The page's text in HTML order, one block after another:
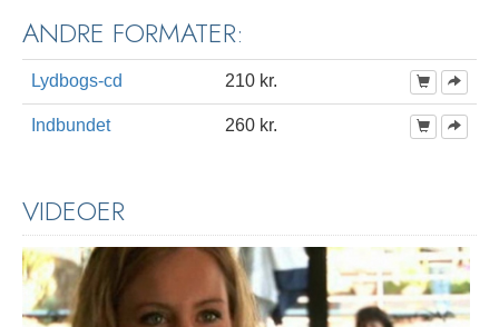
ANDRE FORMATER:
Lydbogs-cd 210 kr.
Indbundet 260 kr.
VIDEOER